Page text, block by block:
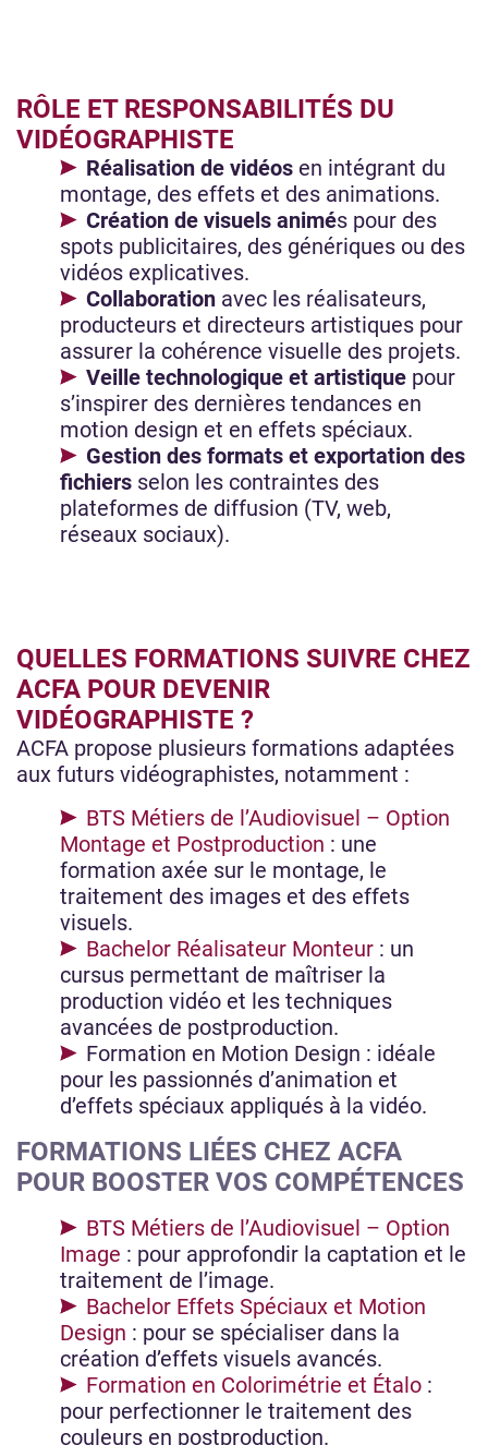
RÔLE ET RESPONSABILITÉS DU
VIDÉOGRAPHISTE
Réalisation de vidéos en intégrant du
montage, des effets et des animations.
Création de visuels animés pour des
spots publicitaires, des génériques ou des
vidéos explicatives.
Collaboration avec les réalisateurs,
producteurs et directeurs artistiques pour
assurer la cohérence visuelle des projets.
Veille technologique et artistique pour
s’inspirer des dernières tendances en
motion design et en effets spéciaux.
Gestion des formats et exportation des
fichiers selon les contraintes des
plateformes de diffusion (TV, web,
réseaux sociaux).
QUELLES FORMATIONS SUIVRE CHEZ
ACFA POUR DEVENIR
VIDÉOGRAPHISTE ?
ACFA propose plusieurs formations adaptées
aux futurs vidéographistes, notamment :
BTS Métiers de l’Audiovisuel – Option
Montage et Postproduction : une
formation axée sur le montage, le
traitement des images et des effets
visuels.
Bachelor Réalisateur Monteur : un
cursus permettant de maîtriser la
production vidéo et les techniques
avancées de postproduction.
Formation en Motion Design : idéale
pour les passionnés d’animation et
d’effets spéciaux appliqués à la vidéo.
FORMATIONS LIÉES CHEZ ACFA
POUR BOOSTER VOS COMPÉTENCES
BTS Métiers de l’Audiovisuel – Option
Image : pour approfondir la captation et le
traitement de l’image.
Bachelor Effets Spéciaux et Motion
Design : pour se spécialiser dans la
création d’effets visuels avancés.
Formation en Colorimétrie et Étalo :
pour perfectionner le traitement des
couleurs en postproduction.